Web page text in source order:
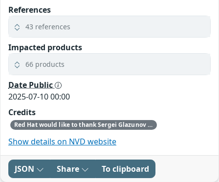
References
43 references
Impacted products
66 products
Date Public
2025-07-10 00:00
Credits
Red Hat would like to thank Sergei Glazunov (Google Project Zero) for reporting this issue.
Show details on NVD website
JSON Share To clipboard